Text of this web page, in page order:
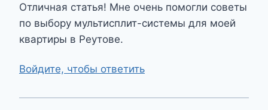
Отличная статья! Мне очень помогли советы
по выбору мультисплит-системы для моей
квартиры в Реутове.
Войдите, чтобы ответить